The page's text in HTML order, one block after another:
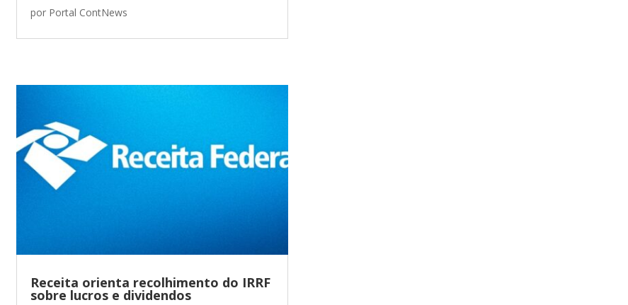
por Portal ContNews
Receita orienta recolhimento do IRRF
sobre lucros e dividendos